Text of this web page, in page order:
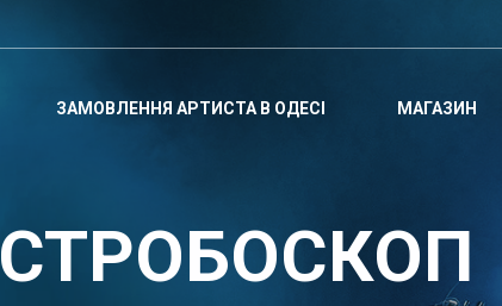
ЗАМОВЛЕННЯ АРТИСТА В ОДЕСІ МАГАЗИН
СТРОБОСКОП